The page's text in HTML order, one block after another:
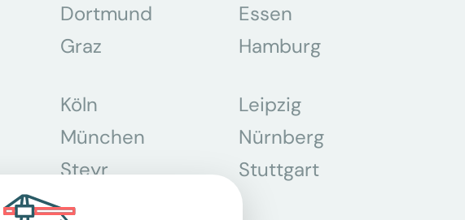
Dortmund
Essen
Graz Hamburg
Köln
Leipzig
München
Nürnberg
Steyr
Stuttgart
Wien